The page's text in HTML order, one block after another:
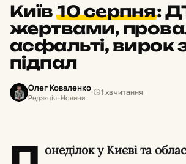
Київ10 серпня:
жертвами,
асфальті, вирок
підпал
Олег Коваленко
Редакція · Новини
1 хв читання
онеділок у Києві та